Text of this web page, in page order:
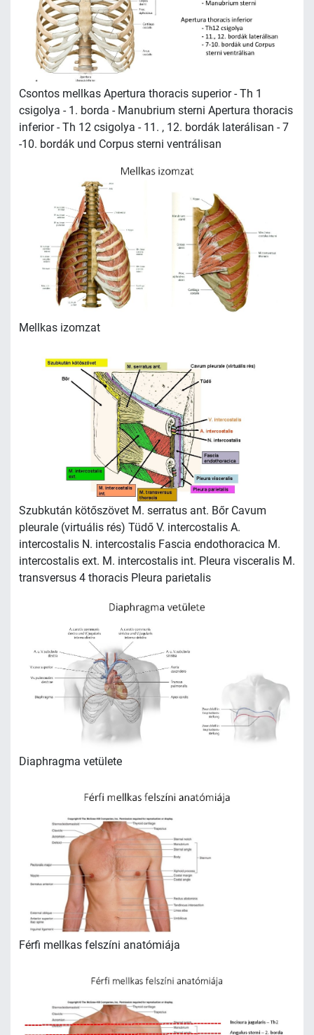
Csontos mellkas Apertura thoracis superior - Th 1
csigolya - 1. borda - Manubrium sterni Apertura thoracis
inferior - Th 12 csigolya - 11. , 12. bordák laterálisan - 7
-10. bordák und Corpus sterni ventrálisan
Mellkas izomzat
Szubkután kötőszövet M. serratus ant. Bőr Cavum
pleurale (virtuális rés) Tüdő V. intercostalis A.
intercostalis N. intercostalis Fascia endothoracica M.
intercostalis ext. M. intercostalis int. Pleura visceralis M.
transversus 4 thoracis Pleura parietalis
Diaphragma vetülete
Férfi mellkas felszíni anatómiája